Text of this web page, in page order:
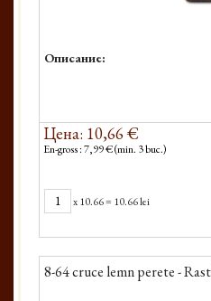
Описание:
Цена: 10,66 €
En-gross : 7,99 € (min. 3 buc.)
x10.66= 10.66 lei
8-64 cruce lemn perete -